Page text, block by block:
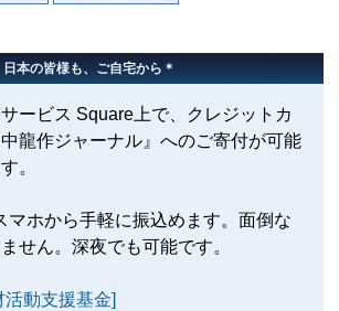
本の皆様も、ご自宅から＊
ービス Square上で、クレジットカ
龍作ジャーナル』へのご寄付が可能
。
マホから手軽に振込めます。面倒な
せん。深夜でも可能です。
動支援基金]